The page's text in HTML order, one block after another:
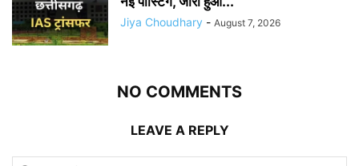
Jiya Choudhary - August 7, 2026
NO COMMENTS
LEAVE A REPLY